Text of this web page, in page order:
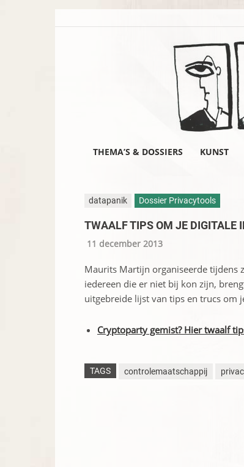
THEMA’S & DOSSIERS KUNST
datapanik Dossier Privacytools
TWAALF TIPS OM JE DIGITALE
11 december 2013
Maurits Martijn organiseerde tijdens
iedereen die er niet bij kon zijn,
uitgebreide lijst van tips en trucs om
Cryptoparty gemist? Hier twaalf
TAGS controlemaatschappij